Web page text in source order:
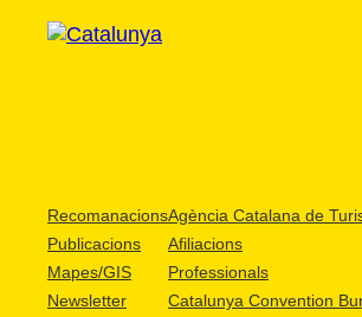
Recomanacions
Publicacions
Mapes/GIS
Newsletter
Agència Catalana de
Afiliacions
Professionals
Catalunya Convention